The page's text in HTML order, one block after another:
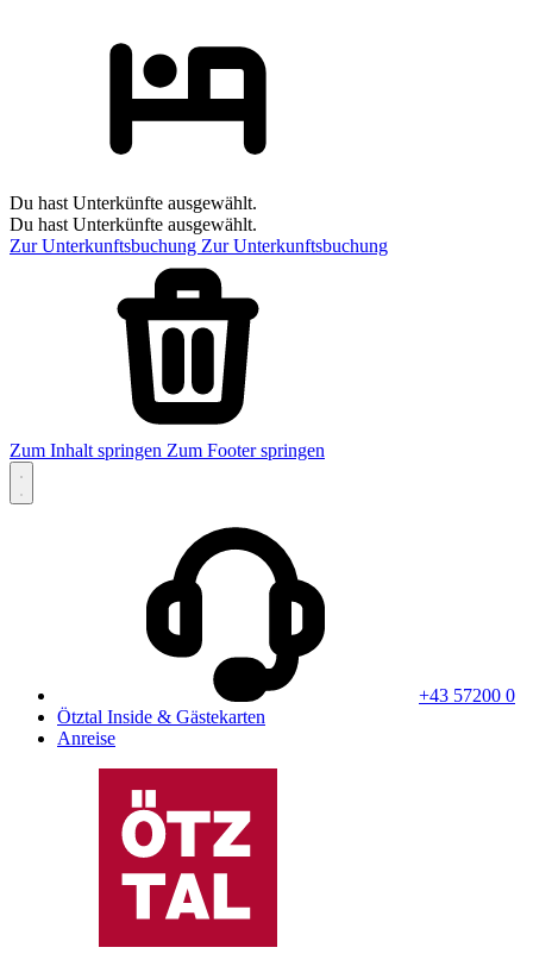
Du hast Unterkünfte ausgewählt.
Du hast Unterkünfte ausgewählt.
Zur Unterkunftsbuchung Zur Unterkunftsbuchung
Zum Inhalt springen Zum Footer springen
+43 57200 0
Ötztal Inside & Gästekarten
Anreise